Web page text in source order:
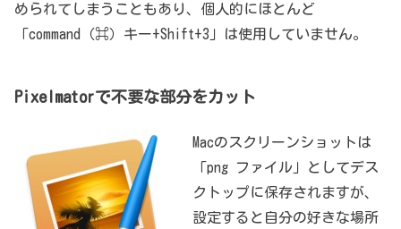
められてしまうこともあり、個人的にほとんど
「command（⌘）キー+Shift+3」は使用していません。
Pixelmatorで不要な部分をカット
Macのスクリーンショットは
「png ファイル」としてデス
クトップに保存されますが、
設定すると自分の好きな場所